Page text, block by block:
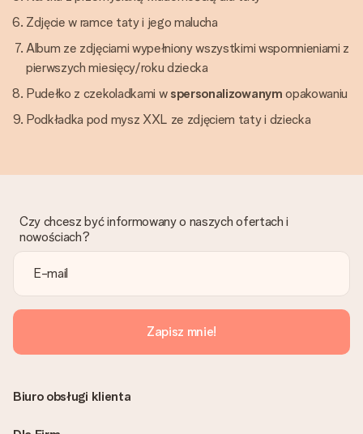
Zdjęcie w ramce taty i jego malucha
Album ze zdjęciami wypełniony wszystkimi wspomnieniami z
pierwszych miesięcy/roku dziecka
Pudełko z czekoladkami w spersonalizowanym opakowaniu
Podkładka pod mysz XXL ze zdjęciem taty i dziecka
Czy chcesz być informowany o naszych ofertach i
nowościach?
Zapisz mnie!
Biuro obsługi klienta